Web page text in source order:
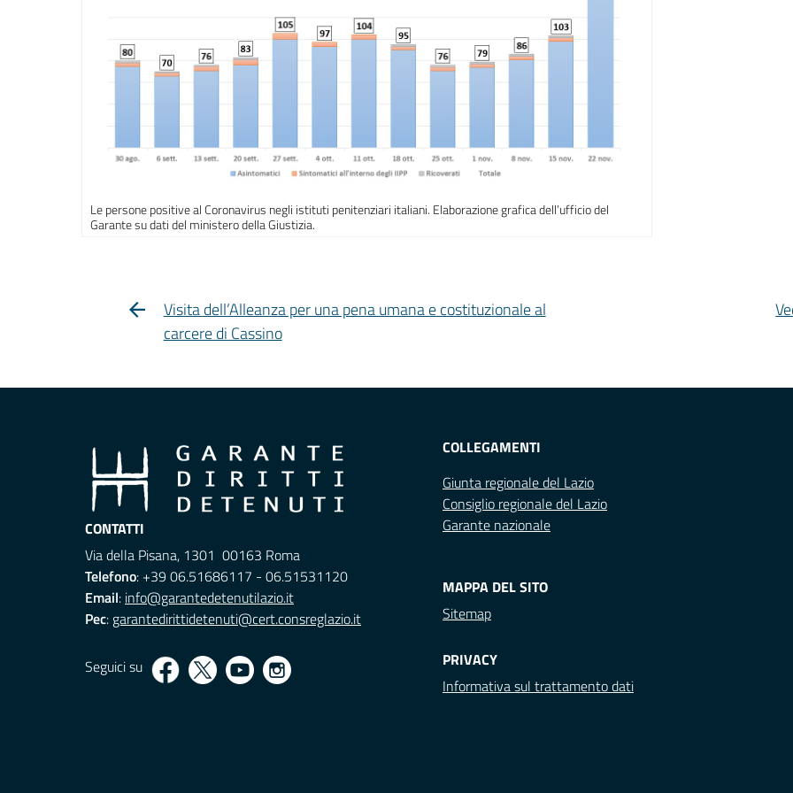
Le persone positive al Coronavirus negli istituti penitenziari italiani. Elaborazione grafica dell’ufficio del
Garante su dati del ministero della Giustizia.
Visita dell’Alleanza per una pena umana e costituzionale al
carcere di Cassino
CONTATTI
Via della Pisana, 1301 00163 Roma
Telefono: +39 06.51686117 - 06.51531120
Email: info@garantedetenutilazio.it
Pec: garantedirittidetenuti@cert.consreglazio.it
Seguici su
COLLEGAMENTI
Giunta regionale del Lazio
Consiglio regionale del Lazio
Garante nazionale
MAPPA DEL SITO
Sitemap
PRIVACY
Informativa sul trattamento dati